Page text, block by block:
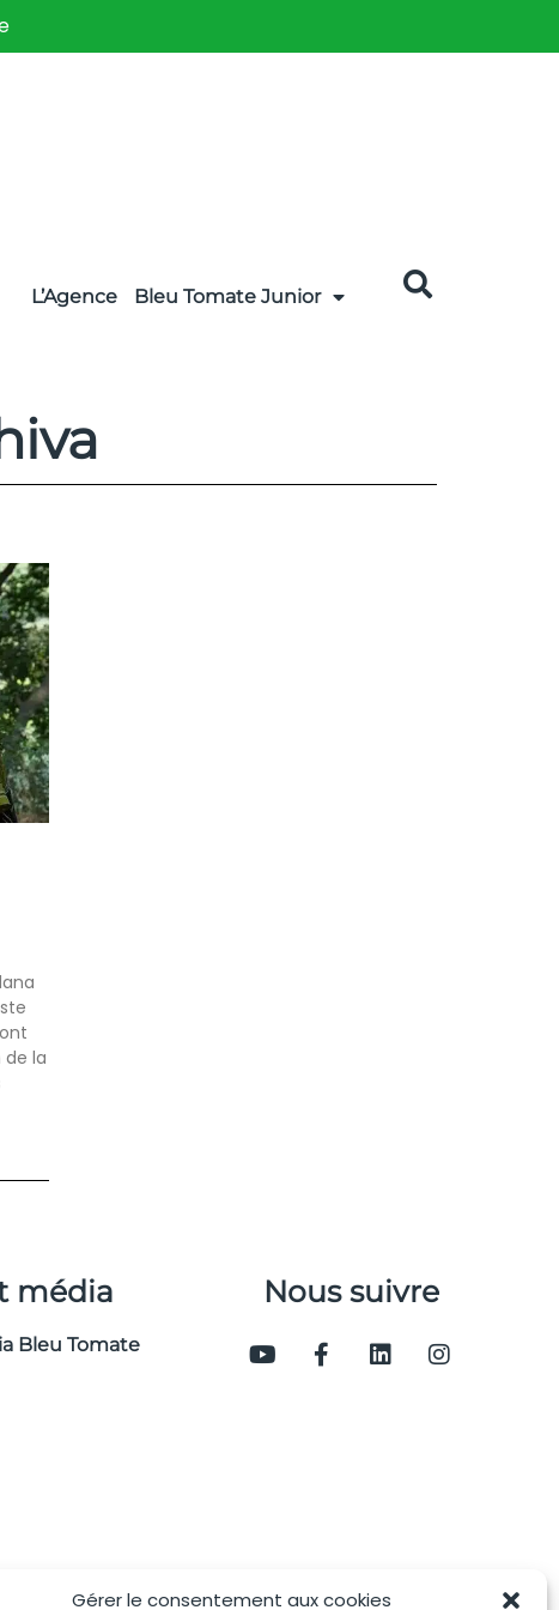
Gérer le consentement aux cookies
L’Agence Bleu Tomate Junior
de la
média
Bleu Tomate
Nous suivre